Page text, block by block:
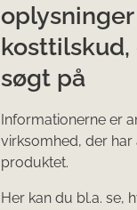
kosttilskud,
søgt på
Informationerne er
virksomhed, der har
produktet.
Her kan du bl.a. se,